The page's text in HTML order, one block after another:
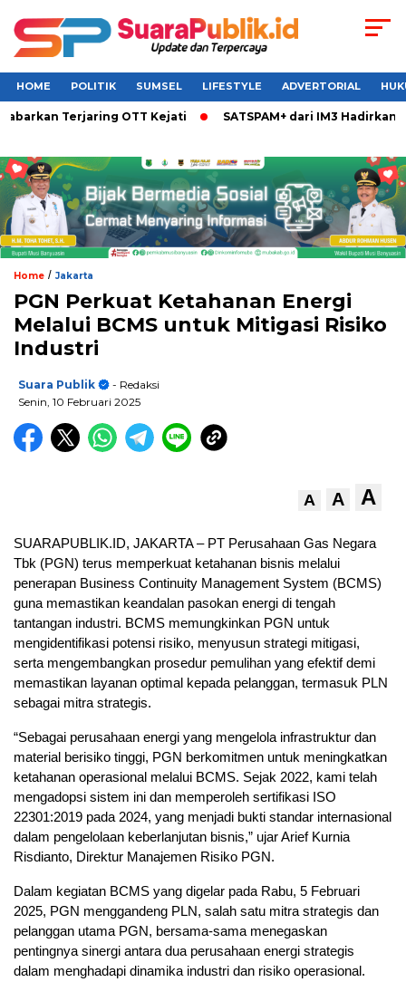
HOME POLITIK SUMSEL LIFESTYLE ADVERTORIAL
Terjaring OTT Kejati SATSPAM+ dari IM3
Home / Jakarta
PGN Perkuat Ketahanan Energi
Melalui BCMS untuk Mitigasi Risiko
Industri
Suara Publik
- Redaksi
Senin, 10 Februari 2025
A A A
SUARAPUBLIK.ID, JAKARTA – PT Perusahaan Gas Negara
Tbk (PGN) terus memperkuat ketahanan bisnis melalui
penerapan Business Continuity Management System (BCMS)
guna memastikan keandalan pasokan energi di tengah
tantangan industri. BCMS memungkinkan PGN untuk
mengidentifikasi potensi risiko, menyusun strategi mitigasi,
serta mengembangkan prosedur pemulihan yang efektif demi
memastikan layanan optimal kepada pelanggan, termasuk PLN
sebagai mitra strategis.
“Sebagai perusahaan energi yang mengelola infrastruktur dan
material berisiko tinggi, PGN berkomitmen untuk meningkatkan
ketahanan operasional melalui BCMS. Sejak 2022, kami telah
mengadopsi sistem ini dan memperoleh sertifikasi ISO
22301:2019 pada 2024, yang menjadi bukti standar internasional
dalam pengelolaan keberlanjutan bisnis,” ujar Arief Kurnia
Risdianto, Direktur Manajemen Risiko PGN.
Dalam kegiatan BCMS yang digelar pada Rabu, 5 Februari
2025, PGN menggandeng PLN, salah satu mitra strategis dan
pelanggan utama PGN, bersama-sama menegaskan
pentingnya sinergi antara dua perusahaan energi strategis
dalam menghadapi dinamika industri dan risiko operasional.